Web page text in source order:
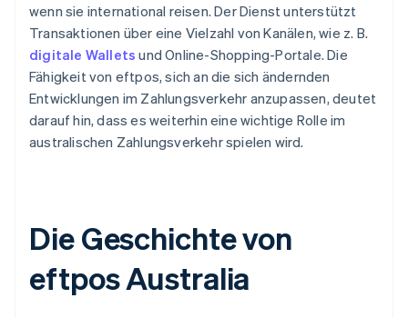
wenn sie international reisen. Der Dienst unterstützt
Transaktionen über eine Vielzahl von Kanälen, wie z. B.
digitale Wallets und Online-Shopping-Portale. Die
Fähigkeit von eftpos, sich an die sich ändernden
Entwicklungen im Zahlungsverkehr anzupassen, deutet
darauf hin, dass es weiterhin eine wichtige Rolle im
australischen Zahlungsverkehr spielen wird.
Die Geschichte von
eftpos Australia